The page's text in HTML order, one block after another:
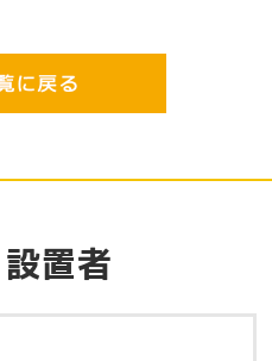
置者